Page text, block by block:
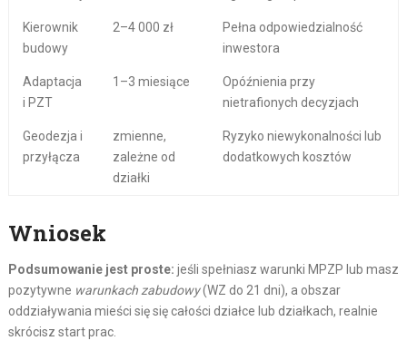
Kierownik
budowy
2–4 000 zł
Pełna odpowiedzialność
inwestora
Adaptacja
i PZT
1–3 miesiące
Opóźnienia przy
nietrafionych decyzjach
Geodezja i
przyłącza
zmienne,
zależne od
działki
Ryzyko niewykonalności lub
dodatkowych kosztów
Wniosek
Podsumowanie jest proste: jeśli spełniasz warunki MPZP lub masz
pozytywne warunkach zabudowy(WZ do 21 dni), a obszar
oddziaływania mieści się się całości działce lub działkach, realnie
skrócisz start prac.